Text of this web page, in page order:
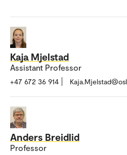
Kaja Mjelstad
Assistant Professor
+47 672 36 914
Anders Breidlid
Professor